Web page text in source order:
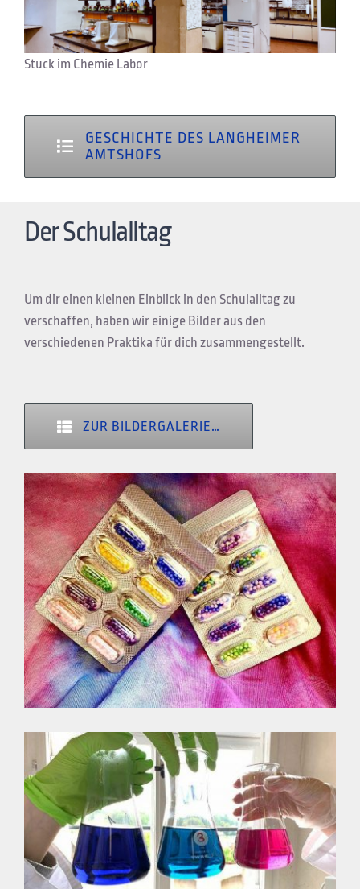
Stuck im Chemie Labor
GESCHICHTE DES LANGHEIMER
AMTSHOFS
Der Schulalltag
Um dir einen kleinen Einblick in den Schulalltag zu
verschaffen, haben wir einige Bilder aus den
verschiedenen Praktika für dich zusammengestellt.
ZUR BILDERGALERIE…